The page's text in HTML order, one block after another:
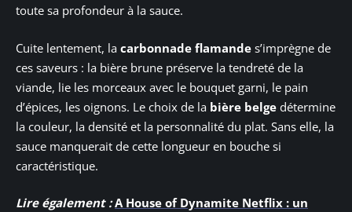
toute sa profondeur à la sauce.
Cuite lentement, la carbonnade flamande s’imprègne de
ces saveurs : la bière brune préserve la tendreté de la
viande, lie les morceaux avec le bouquet garni, le pain
d’épices, les oignons. Le choix de la bière belge détermine
la couleur, la densité et la personnalité du plat. Sans elle, la
sauce manquerait de cette longueur en bouche si
caractéristique.
Lire également : A House of Dynamite Netflix : un